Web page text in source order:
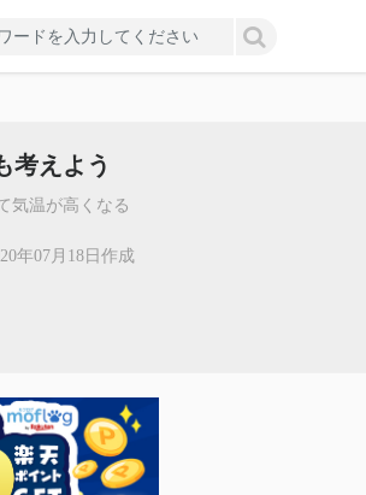
考えよう
気温が高くなる
年07月18日作成